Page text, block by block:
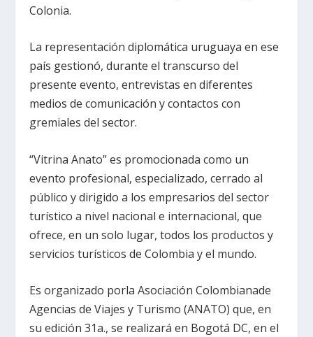
Colonia.
La representación diplomática uruguaya en ese
país gestionó, durante el transcurso del
presente evento, entrevistas en diferentes
medios de comunicación y contactos con
gremiales del sector.
“Vitrina Anato” es promocionada como un
evento profesional, especializado, cerrado al
público y dirigido a los empresarios del sector
turístico a nivel nacional e internacional, que
ofrece, en un solo lugar, todos los productos y
servicios turísticos de Colombia y el mundo.
Es organizado porla Asociación Colombianade
Agencias de Viajes y Turismo (ANATO) que, en
su edición 31a., se realizará en Bogotá DC, en el